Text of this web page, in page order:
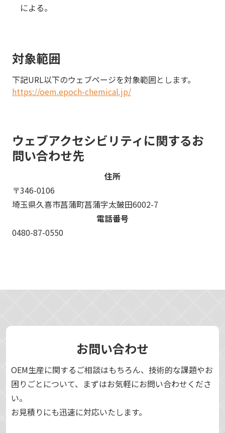
による。
対象範囲
下記URL以下のウェブページを対象範囲とします。
https://oem.epoch-chemical.jp/
ウェブアクセシビリティに関するお
問い合わせ先
住所
〒346-0106
埼玉県久喜市菖蒲町菖蒲字太皷田6002-7
電話番号
0480-87-0550
お問い合わせ
OEM生産に関するご相談はもちろん、技術的な課題やお
困りごとについて、まずはお気軽にお問い合わせくださ
い。
お見積りにも迅速に対応いたします。